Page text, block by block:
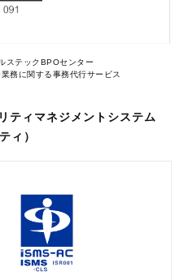
ステックBPOセンター
務に関する事務代行サービス
ィマネジメントシステム
ィ）